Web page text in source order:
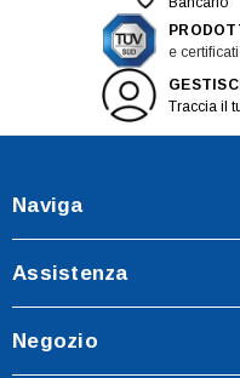
e
Traccia il
Naviga
Assistenza
Negozio